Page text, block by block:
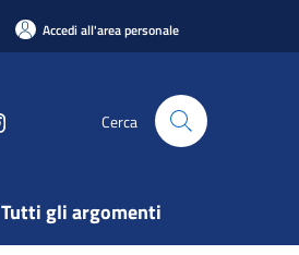
Accedi all'area personale
Cerca
Tutti gli argomenti